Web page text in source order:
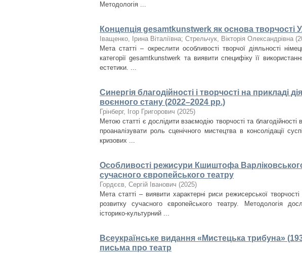
Методологія ...
Концепція gesamtkunstwerk як основа творчості
Іващенко, Ірина Віталіївна; Стрельчук, Вікторія Олександрівна (
Мета статті – окреслити особливості творчої діяльності
категорії gesamtkunstwerk та виявити специфіку її
естетики. ...
Синергія благодійності і творчості на прикладі
воєнного стану (2022–2024 рр.)
Грінберг, Ігор Григорович (2025)
Метою статті є дослідити взаємодію творчості та благодійності
проаналізувати роль сценічного мистецтва в консолідації
кризових ...
Особливості режисури Кшиштофа
сучасного європейського театру
Гордєєв, Сергій Іванович (2025)
Мета статті – виявити характерні риси режисерської
розвитку сучасного європейського театру. Методологія
історико-культурний ...
Всеукраїнське видання «Мистецька трибуна»
письма про театр